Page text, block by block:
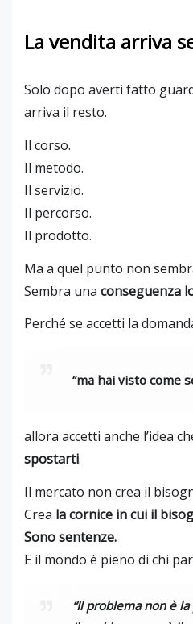
La vendita arriva
Solo dopo averti fatto
arriva il resto.
Il corso.
Il metodo.
Il servizio.
Il percorso.
Il prodotto.
Ma a quel punto non
Sembra una conseguenza
Perché se accetti la
“ma hai visto come
allora accetti anche l’idea
spostarti.
Il mercato non crea il
Crea la cornice in cui il
Sono sentenze.
E il mondo è pieno di chi
“Il problema non è